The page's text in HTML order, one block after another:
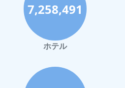
函館市でのホテル
ハワイイでのホテル
鎌倉市でのホテル
鹿児島市でのホテル
7,258,491
ホテル